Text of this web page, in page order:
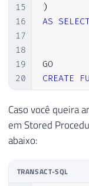
15
16
17
18
19
20
21
22
23
24
)
AS
GO
CREATE
Caso você queira
em Stored
abaixo:
TRANSACT-SQL